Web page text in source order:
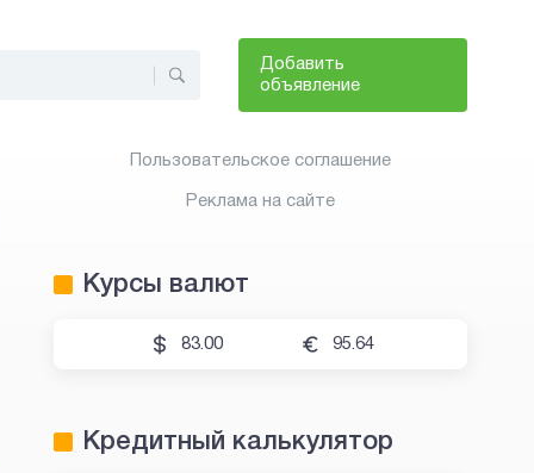
Добавить
объявление
Пользовательское соглашение
Реклама на сайте
Курсы валют
83.00 95.64
Кредитный калькулятор